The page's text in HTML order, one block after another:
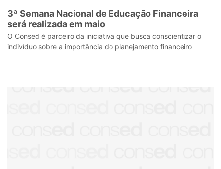
3ª Semana Nacional de Educação Financeira
será realizada em maio
O Consed é parceiro da iniciativa que busca conscientizar o
indivíduo sobre a importância do planejamento financeiro